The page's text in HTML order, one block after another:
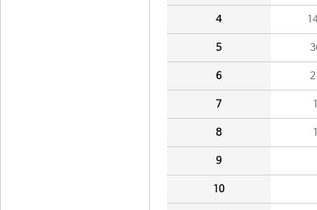
4
5
6
7
8
9
10